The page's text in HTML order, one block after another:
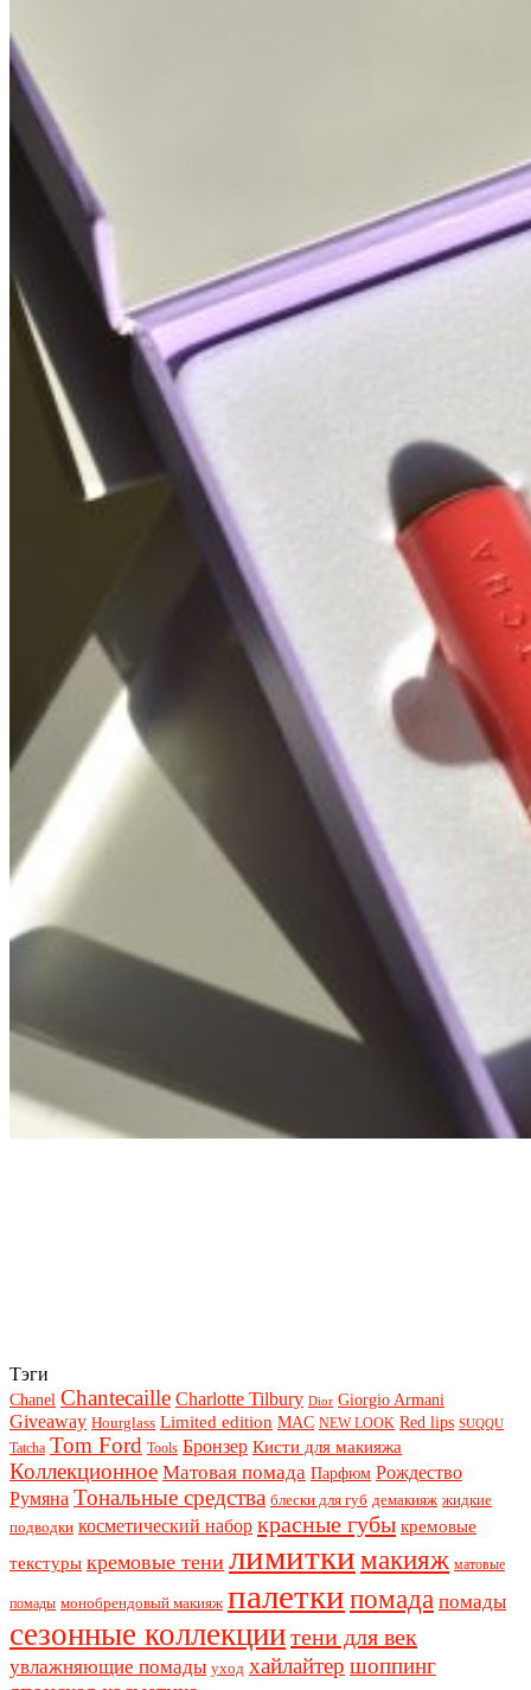
Тэги
Chanel Chantecaille Charlotte Tilbury Dior Giorgio Armani
Giveaway Hourglass Limited edition MAC NEW LOOK Red lips SUQQU
Tatcha Tom Ford Tools Бронзер Кисти для макияжа
Коллекционное Матовая помада Парфюм Рождество
Румяна Тональные средства блески для губ демакияж жидкие
подводки косметический набор красные губы кремовые
текстуры кремовые тени лимиткимакияж матовые
помады монобрендовый макияж палеткипомада помады
сезонные коллекциитени для век
увлажняющие помады уход хайлайтер шоппинг